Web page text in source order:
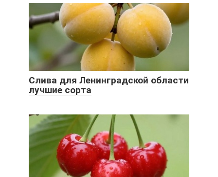
Слива для Ленинградской области
лучшие сорта